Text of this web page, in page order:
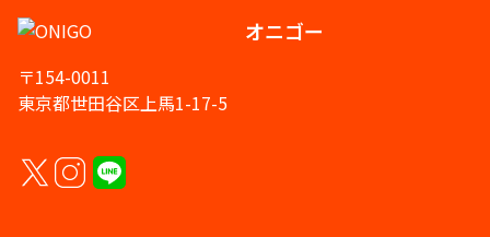
オニゴー
〒154-0011
東京都世田谷区上馬1-17-5